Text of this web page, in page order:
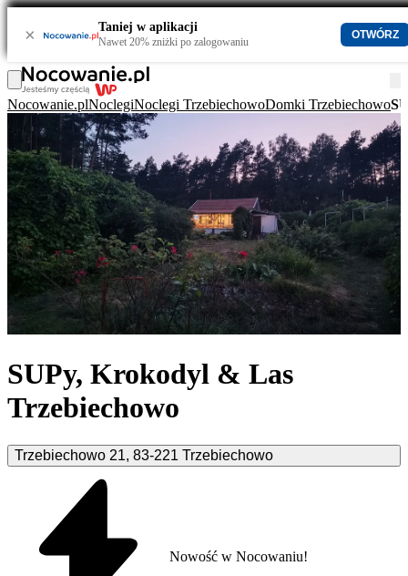
× Taniej w aplikacji
Nawet 20% zniżki po zalogowaniu
OTWÓRZ
Nocowanie.plNoclegiNoclegi TrzebiechowoDomki Trzebiechowo
SUPy, Krokodyl & Las
Trzebiechowo
Trzebiechowo 21, 83-221 Trzebiechowo
Nowość w Nocowaniu!